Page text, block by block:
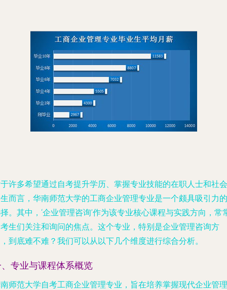
许多希望通过自考提升学历、掌握专业技能的在职人士和社会
而言，华南师范大学的工商企业管理专业是一个颇具吸引力的
。其中，‘企业管理咨询’作为该专业核心课程与实践方向，常
生们关注和询问的焦点。这个专业，特别是企业管理咨询方
到底难不难？我们可以从以下几个维度进行综合分析。
专业与课程体系概览
师范大学自考工商企业管理专业，旨在培养掌握现代企业管理